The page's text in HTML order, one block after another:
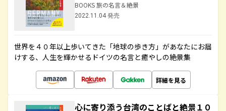
BOOKS 旅の名言＆絶景
2022.11.04 発売
世界を４０年以上歩いてきた「地球の歩き方」があなたにお届
けする、人生を輝かせるドイツの名言と癒やしの絶景集
詳細を見る
心に寄り添う台湾のことばと絶景１０